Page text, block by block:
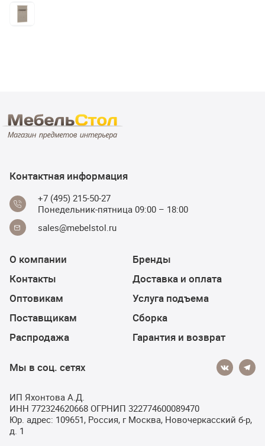
Контактная информация
+7 (495) 215-50-27
Понедельник-пятница 09:00 – 18:00
sales@mebelstol.ru
О компании
Контакты
Оптовикам
Поставщикам
Распродажа
Бренды
Доставка и оплата
Услуга подъема
Сборка
Гарантия и возврат
Мы в соц. сетях
ИП Яхонтова А.Д.
ИНН 772324620668 ОГРНИП 322774600089470
Юр. адрес: 109651, Россия, г Москва, Новочеркасский б-р,
д. 1